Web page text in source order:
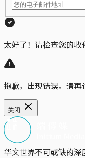
太好了！请检查您的收
抱歉，出现错误。请再
关闭
华文世界不可或缺的